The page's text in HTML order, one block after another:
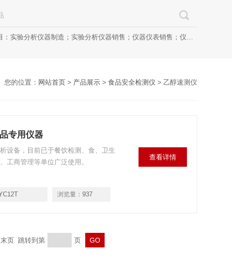
制造；电子产品销售；环境保护专用设备制造；环境保护专用设备销售；办公设备销售；办公设备耗材制造；专用设备修理；信息安全设备制造；信息安全设备销售；物联网设备制造；通信设备制造；电子（气）物理设备及其他电子设备制造；技术服务、技术开发、技术咨询、技术交流、技术转让、技术推广；软件开发；光污染治理服务；工程管理服务；电子专用设备制造；教学用模型及教具制造；教学用模型及教具销售；金属材料销售；通讯设备销售；通讯设备修理；五金产品制造；五金产品批发；五金产品零售；五金产品研发；信息咨询服务（不含许可类信息咨询服务）；信息技术咨询服务；物联网设备销售（除依法须经批准的项目外，凭营业执照依法自主开展经营活动）许可项目：房屋建筑和市政基础设施项目工程总承包；互联网平台（依法须经批准的项目，经相关部门批准后方可开展经营活动，具体经营项目以审批结果为准）
您的位置： 网站首页 > 产品展示 > 食品安全检测仪 > 乙醇速测仪
专用仪器
设备，目前已于餐饮检测、食、卫生
工商管理等单位广泛使用。
浏览量： 937
查看详情
页 跳转到第 页